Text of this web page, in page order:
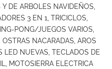
DE ARBOLES NAVIDEÑOS,
3 EN 1, TRICICLOS,
PONG/JUEGOS VARIOS,
NACARADAS, AROS
LED NUEVAS, TECLADOS DE
MOTOSIERRA ELECTRICA